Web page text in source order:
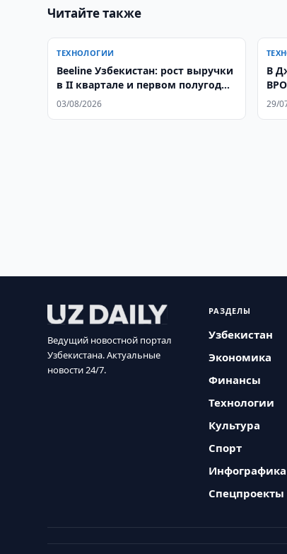
Читайте также
ТЕХНОЛОГИИ
Beeline Узбекистан: рост выручки
в II квартале и первом полугодии
2026
03/08/2026
В
29/
Ведущий новостной портал
Узбекистана. Актуальные
новости 24/7.
РАЗДЕЛЫ
Узбекистан
Экономика
Финансы
Технологии
Культура
Спорт
Инфографика
Спецпроекты